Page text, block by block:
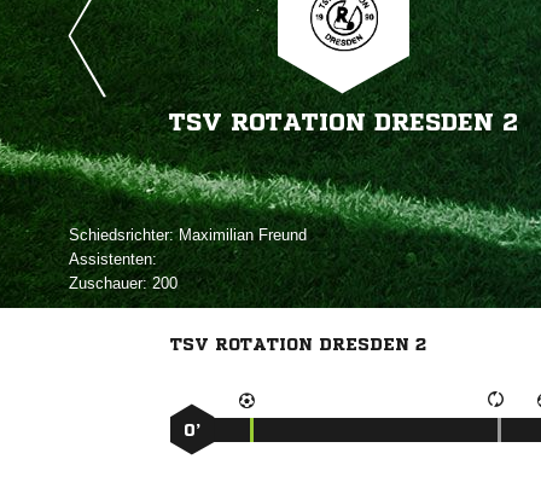
TSV ROTATION DRESDEN 2
Schiedsrichter: 
Assistenten:
Zuschauer:200
TSV ROTATION DRESDEN 2
0’